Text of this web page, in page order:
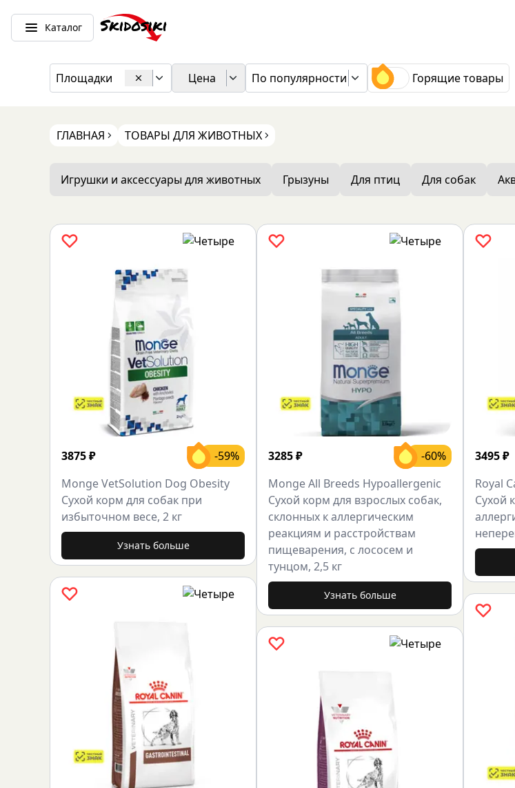
Каталог
Площадки Цена По популярности Горящие товары
ГЛАВНАЯ ТОВАРЫ ДЛЯ ЖИВОТНЫХ
Игрушки и аксессуары для животных Грызуны Для птиц Для собак
3875₽
-59%
Monge VetSolution Dog Obesity
Сухой корм для собак при
избыточном весе, 2 кг
Узнать больше
3285₽
-60%
Monge All Breeds Hypoallergenic
Сухой корм для взрослых собак,
склонных к аллергическим
реакциям и расстройствам
пищеварения, с лососем и
тунцом, 2,5 кг
Узнать больше
3495₽
Royal
Сухой